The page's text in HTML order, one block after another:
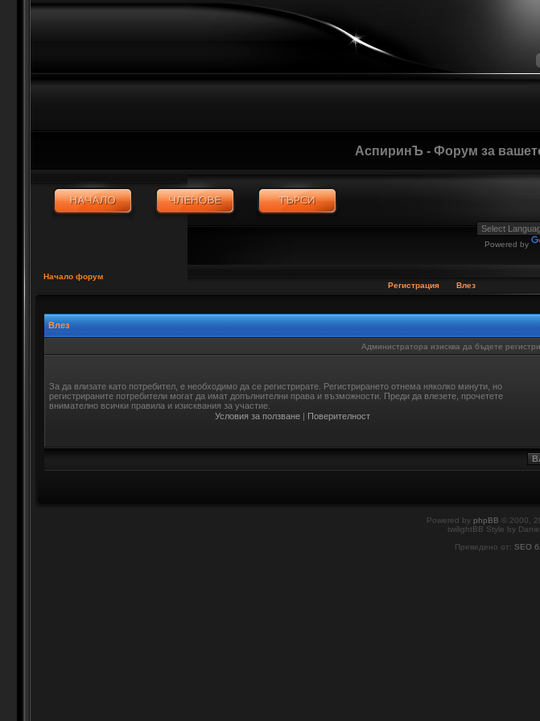
АспиринЪ - Форум за
Powered by
Начало форум
Регистрация
Влез
Влез
Администратора изисква да бъдете
За да влизате като потребител, е необходимо да се регистрирате. Регистрирането отнема няколко минути, но
регистрираните потребители могат да имат допълнителни права и възможности. Преди да влезете, прочетете
внимателно всички правила и изисквания за участие.
Условия за ползване | Поверителност
Powered by phpBB © 2000,
twilightBB Style by
Преведено от: SEO